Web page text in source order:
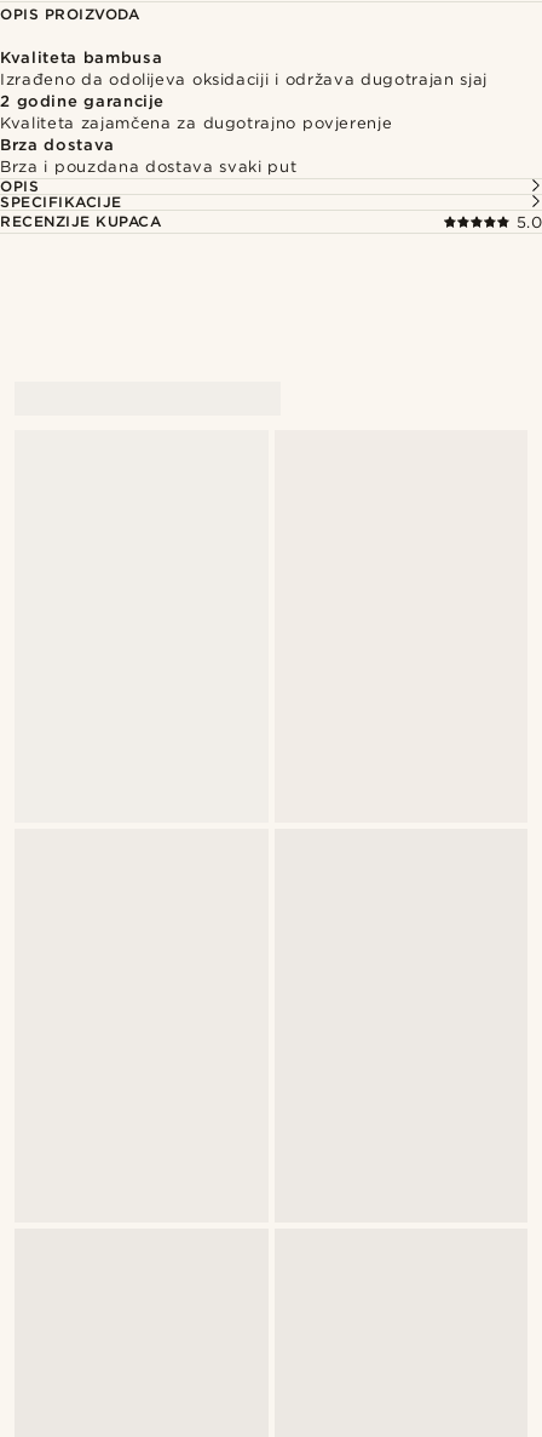
OPIS PROIZVODA
Kvaliteta bambusa
Izrađeno da odolijeva oksidaciji i održava dugotrajan sjaj
2 godine garancije
Kvaliteta zajamčena za dugotrajno povjerenje
Brza dostava
Brza i pouzdana dostava svaki put
OPIS
SPECIFIKACIJE
RECENZIJE KUPACA
5.0